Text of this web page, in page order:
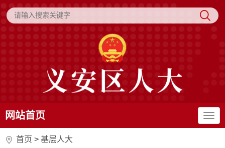
网站首页
首页 > 基层人大